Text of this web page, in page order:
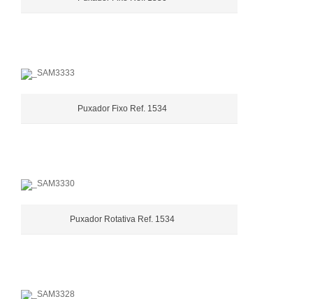
Puxador Fixo Ref. 1534
Puxador Rotativa Ref. 1534